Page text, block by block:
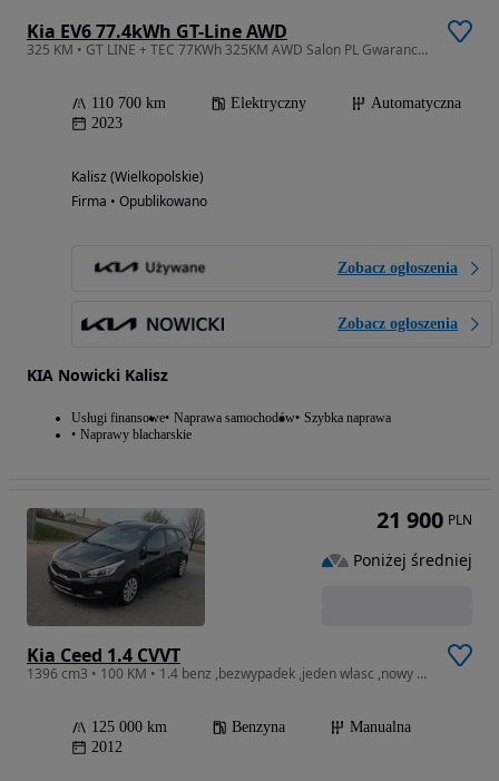
Kia EV6 77.4kWh GT-Line AWD
325 KM • GT LINE + TEC 77KWh 325KM AWD Salon PL Gwarancja FV23%
110 700 km Elektryczny
Automatyczna
2023
Kalisz (Wielkopolskie)
Firma • Opublikowano
Zobacz ogłoszenia
Zobacz ogłoszenia
KIA Nowicki Kalisz
Usługi finansowe Naprawa samochodów Szybka naprawa
Naprawy blacharskie
Kia Ceed 1.4 CVVT
1396 cm3 • 100 KM • 1.4 benz ,bezwypadek ,jeden wlasc ,nowy rozrzad
125 000 km Benzyna
Manualna
2012
21 900 PLN
Poniżej średniej